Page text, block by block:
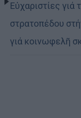
Εὐχαριστίες
στρατοπέδου
γιά κοινωφελῆ